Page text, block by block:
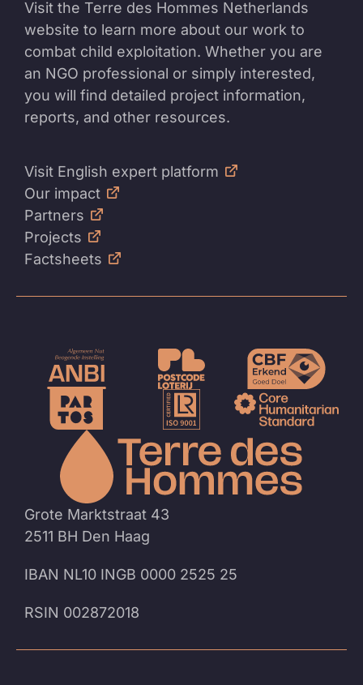
Visit the Terre des Hommes Netherlands
website to learn more about our work to
combat child exploitation. Whether you are
an NGO professional or simply interested,
you will find detailed project information,
reports, and other resources.
Visit English expert platform
Our impact
Partners
Projects
Factsheets
Grote Marktstraat 43
2511 BH Den Haag
IBAN NL10 INGB 0000 2525 25
RSIN 002872018